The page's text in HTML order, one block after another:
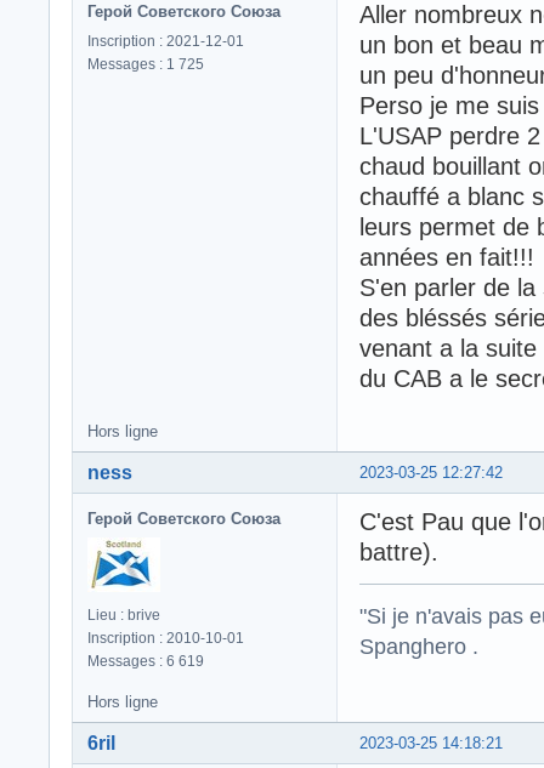
Герой Советского Союза
Inscription : 2021-12-01
Messages : 1 725
Aller nombreux
un bon et beau
un peu
Perso je me
L'USAP perdre
chaud bouillant
chauffé a blanc
leurs permet de
années en fait!!!
S'en parler de
des bléssés
venant a la
du CAB a le
Hors ligne
2023-03-25 12:27:42
ness
Герой Советского Союза
Lieu : brive
Inscription : 2010-10-01
Messages : 6 619
C'est Pau que
battre).
"Si je n'avais pas
Spanghero .
Hors ligne
2023-03-25 14:18:21
6ril